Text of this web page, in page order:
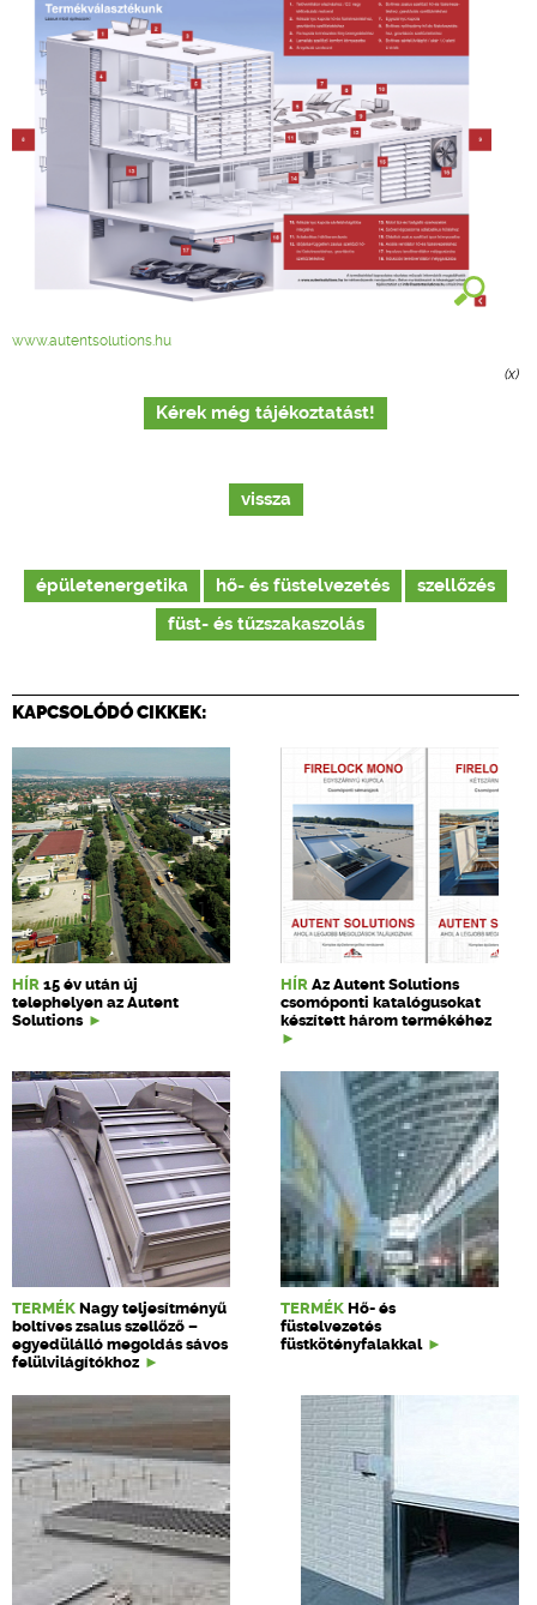
www.autentsolutions.hu
(x)
Kérek még tájékoztatást!
vissza
épületenergetika hő- és füstelvezetés
szellőzés
füst- és tűzszakaszolás
KAPCSOLÓDÓ CIKKEK:
HÍR 15 év után új
telephelyen az Autent
Solutions
HÍR Az Autent Solutions
csomóponti katalógusokat
készített három termékéhez
TERMÉK Nagy teljesítményű
boltíves zsalus szellőző –
egyedülálló megoldás sávos
felülvilágítókhoz
TERMÉK Hő- és
füstelvezetés
füstkötényfalakkal